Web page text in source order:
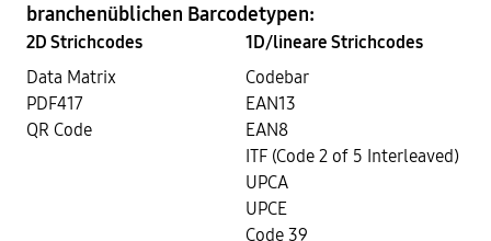
branchenüblichen Barcodetypen:
2D Strichcodes
Data Matrix
PDF417
QR Code
1D/lineare Strichcodes
Codebar
EAN13
EAN8
ITF (Code 2 of 5 Interleaved)
UPCA
UPCE
Code 39